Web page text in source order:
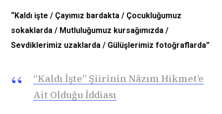
“Kaldı işte / Çayımız bardakta / Çocukluğumuz
sokaklarda / Mutluluğumuz kursağımızda /
Sevdiklerimiz uzaklarda / Gülüşlerimiz fotoğraflarda”
“Kaldı İşte” Şiirinin Nâzım Hikmet’e
Ait Olduğu İddiası